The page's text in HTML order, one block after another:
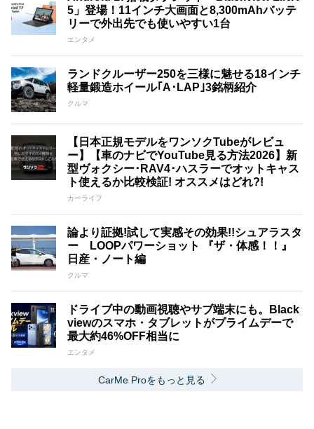
5」登場！11インチ大画面と8,300mAhバッテ
リーで外出先でも使いやすい1台
エンタメ
ランドクルーザー250を三様に魅せる18インチ
軽量鍛造ホイール｢A･LAP｣3銘柄紹介
クルマ
【日本正規モデルをワンソクTubeがレビュ
ー】【車のナビでYouTube見る方法2026】新
型ヴォクシー･RAV4･ハスラーでオットキャス
ト使えるか比較検証! オススメはどれ?!
カーライフ
論より証拠!試して実感その効果!!シュアラスタ
ー LOOPパワーショット 『ザ・体感！！』
日産・ノート編
クルマ
ドライブ中の動画視聴やサブ端末にも。Black
viewのスマホ・タブレットがプライムデーで
最大約46%OFF相当に
エンタメ
CarMe Proをもっと見る